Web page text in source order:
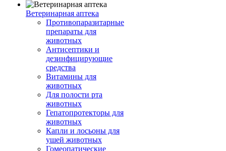
Ветеринарная аптека
Противопаразитарные
препараты для
животных
Антисептики и
дезинфицирующие
средства
Витамины для
животных
Для полости рта
животных
Гепатопротекторы для
животных
Капли и лосьоны для
ушей животных
Гомеопатические